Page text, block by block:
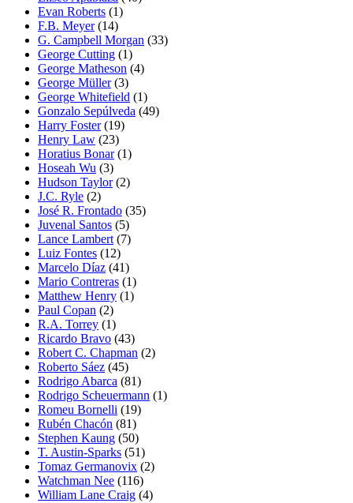
Evan Roberts (1)
F.B. Meyer(14)
G. Campbell Morgan (33)
George Cutting (1)
George Matheson (4)
George Müller(3)
George Whitefield (1)
Gonzalo Sepúlveda (49)
Harry Foster(19)
Henry Law (23)
Horatius Bonar(1)
Hoseah Wu (3)
Hudson Taylor(2)
J.C. Ryle (2)
José R. Frontado (35)
Juvenal Santos (5)
Lance Lambert(7)
Luiz Fontes (12)
Marcelo Díaz (41)
Mario Contreras (1)
Matthew Henry (1)
Paul Copan (2)
R.A. Torrey (1)
Ricardo Bravo (43)
Robert C. Chapman (2)
Roberto Sáez (45)
Rodrigo Abarca (81)
Rodrigo Scheuermann (1)
Romeu Bornelli (19)
Rubén Chacón (81)
Stephen Kaung (50)
T. Austin-Sparks (51)
Tomaz Germanovix (2)
Watchman Nee (116)
William Lane Craig (4)